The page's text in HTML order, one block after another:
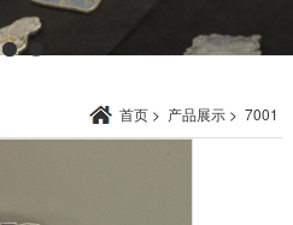
首页 > 产品展示 > 7001